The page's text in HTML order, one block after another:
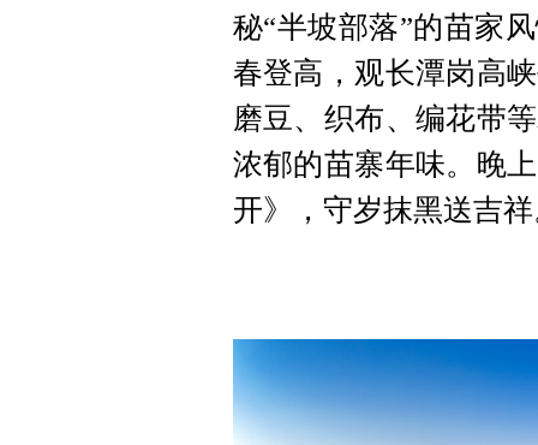
秘“半坡部落”的苗家
春登高，观长潭岗高
磨豆、织布、编花带
浓郁的苗寨年味。晚
开》，守岁抹黑送吉